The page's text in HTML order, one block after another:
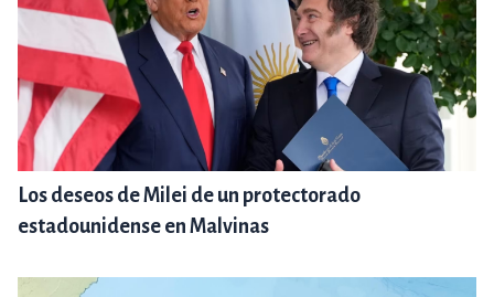
Los deseos de Milei de un protectorado
estadounidense en Malvinas